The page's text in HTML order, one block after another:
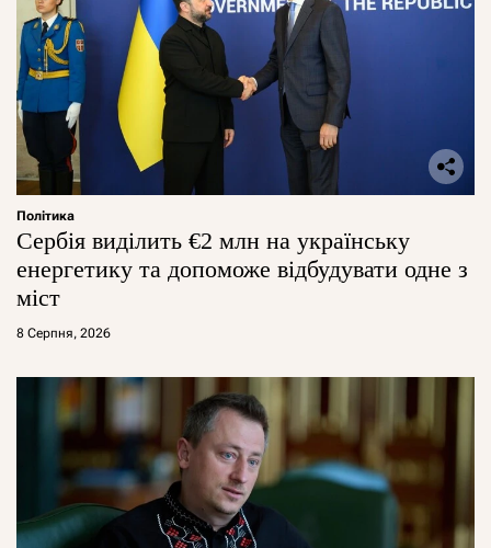
Політика
Сербія виділить €2 млн на українську
енергетику та допоможе відбудувати одне з
міст
8 Серпня, 2026